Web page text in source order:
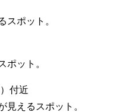
スポット。
ポット。
付近
見えるスポット。